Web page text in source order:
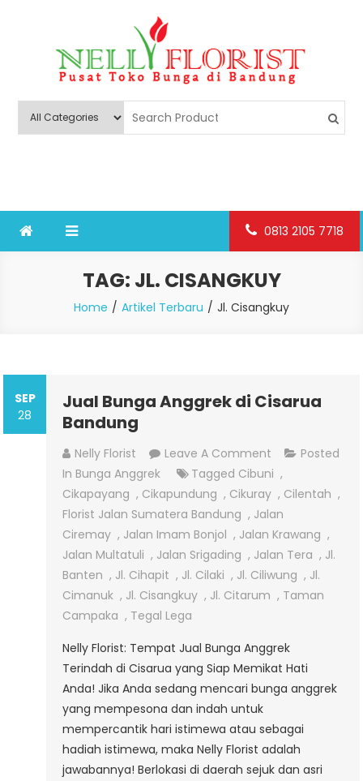
Nelly Florist Bandung
0813 2105 7718
TAG: JL. CISANGKUY
Home Artikel Terbaru Jl. Cisangkuy
SEP
28
Jual Bunga Anggrek di Cisarua
Bandung
Nelly Florist Leave A Comment On
Jual
Bunga
Anggrek
Di
Cisarua
Bandung
Posted
In Bunga Anggrek Tagged Cibuni ,
Cikapayang , Cikapundung , Cikuray , Cilentah ,
Florist Jalan Sumatera Bandung , Jalan
Ciremay , Jalan Imam Bonjol , Jalan Krawang ,
Jalan Multatuli , Jalan Srigading , Jalan Tera , Jl.
Banten , Jl. Cihapit , Jl. Cilaki , Jl. Ciliwung , Jl.
Cimanuk , Jl. Cisangkuy , Jl. Citarum , Taman
Campaka , Tegal Lega
Nelly Florist: Tempat Jual Bunga Anggrek
Terindah di Cisarua yang Siap Memikat Hati
Anda! Jika Anda sedang mencari bunga anggrek
yang mempesona dan indah untuk
mempercantik hari istimewa atau sebagai
hadiah istimewa, maka Nelly Florist adalah
jawabannya! Berlokasi di daerah sejuk dan asri